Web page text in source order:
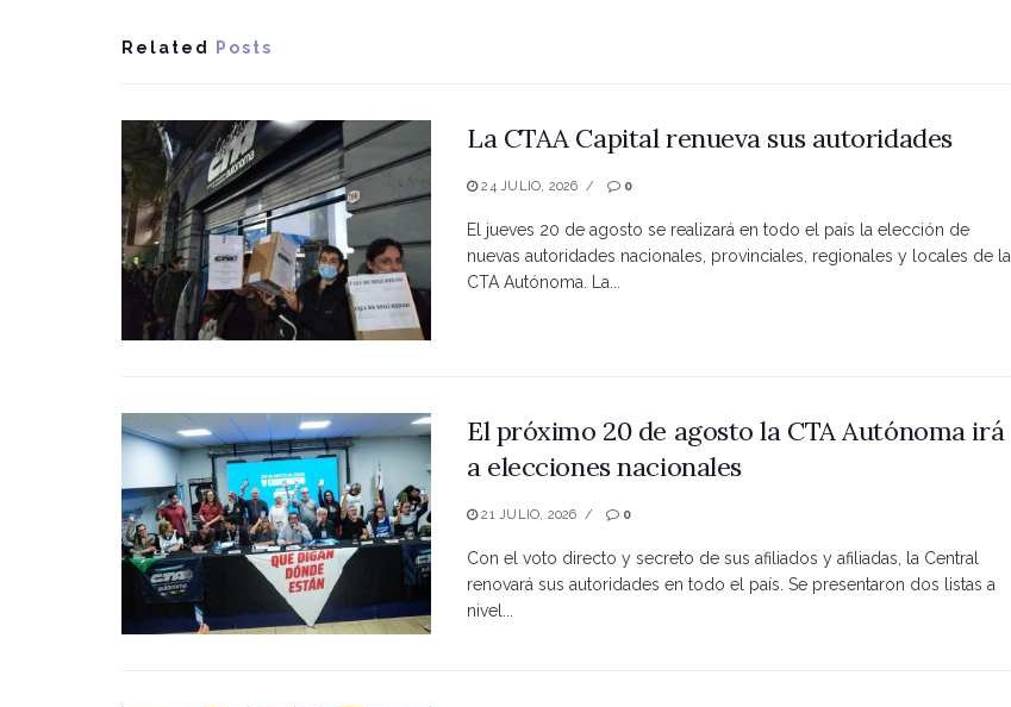
Related Posts
La CTAA Capital renueva sus autoridades
24 JULIO, 2026 0
El jueves 20 de agosto se realizará en todo el país la elección de
nuevas autoridades nacionales, provinciales, regionales y locales de la
CTA Autónoma. La...
El próximo 20 de agosto la CTA Autónoma irá
a elecciones nacionales
21 JULIO, 2026 0
Con el voto directo y secreto de sus afiliados y afiliadas, la Central
renovará sus autoridades en todo el país. Se presentaron dos listas a
nivel...